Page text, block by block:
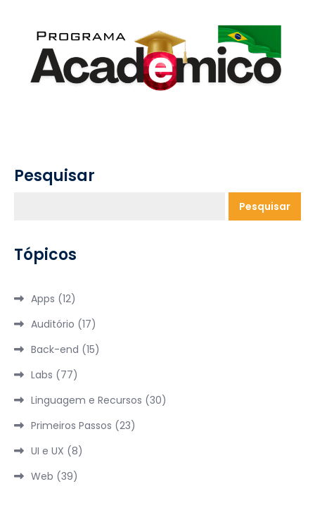
Pesquisar
Pesquisar
Tópicos
Apps (12)
Auditório (17)
Back-end (15)
Labs (77)
Linguagem e Recursos (30)
Primeiros Passos (23)
UI e UX (8)
Web (39)